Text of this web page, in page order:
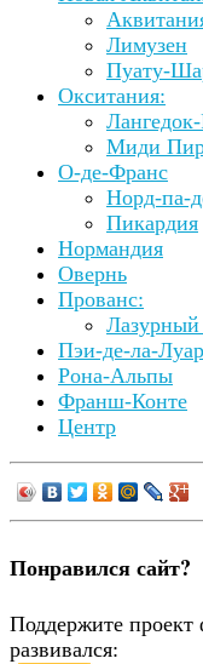
Лимузен
Пуату-
Окситания:
Миди
О-де-Франс
Норд-па-
Пикардия
Нормандия
Овернь
Прованс:
Лазурный
Пэи-де-ла-Луар
Рона-Альпы
Франш-Конте
Центр
Понравился сайт?
Поддержите
развивался: